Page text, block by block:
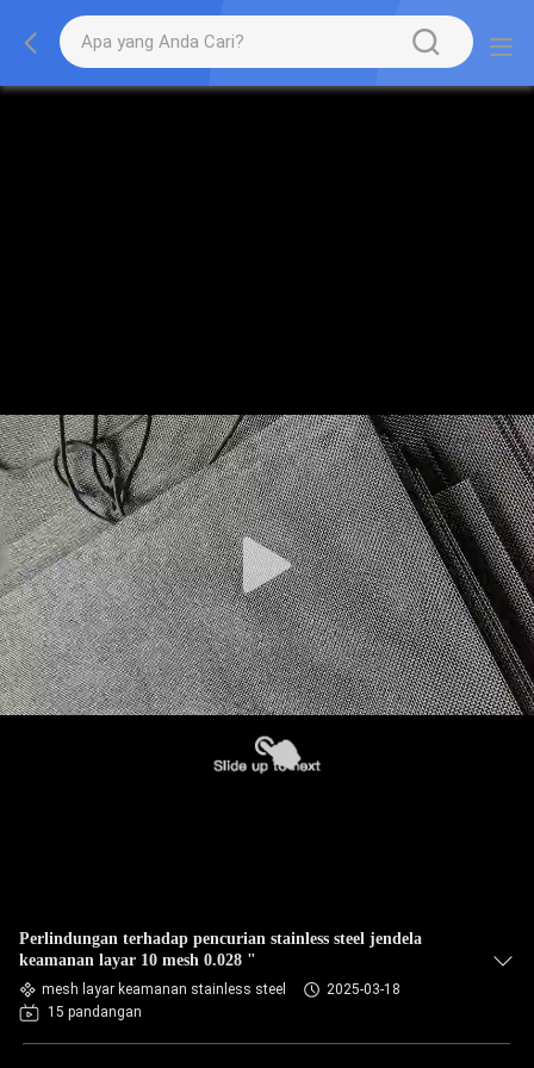
Perlindungan terhadap pencurian stainless steel jendela
keamanan layar 10 mesh 0.028 "
mesh layar keamanan stainless steel
2025-03-18
15 pandangan